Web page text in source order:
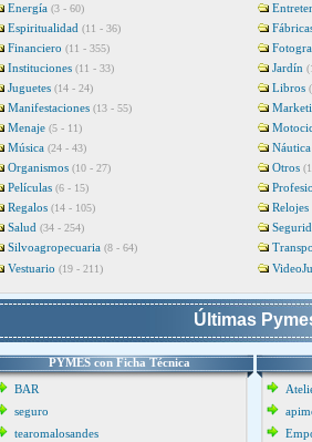
Energía (3 - 60)
Espiritualidad (11 - 36)
Financiero (11 - 355)
Instituciones (11 - 33) Jardín
Juguetes (14 - 24) Libros
Manifestaciones (13 - 55)
Menaje (5 - 11)
Música (24 - 43)
Náutica
Organismos (10 - 27) Otros
Películas (6 - 15)
Regalos (14 - 105)
Relojes
Salud (34 - 254)
Silvoagropecuaria (8 - 64)
Vestuario (19 - 211)
Últimas
PYMES con Ficha Técnica
BAR
seguro
tearomalosandes